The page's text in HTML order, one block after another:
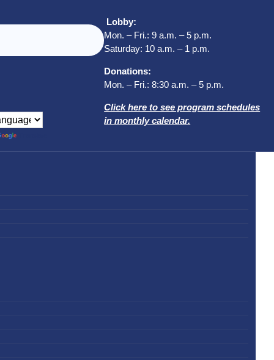
Lobby:
Mon. – Fri.: 9 a.m. – 5 p.m.
Saturday: 10 a.m. – 1 p.m.
Donations:
Mon. – Fri.: 8:30 a.m. – 5 p.m.
Click here to see program schedules
in monthly calendar.